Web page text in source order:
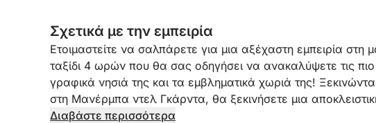
Σχετικά με την εμπειρία
Ετοιμαστείτε να σαλπάρετε για μια αξέχαστη εμπειρία στη
ταξίδι 4 ωρών που θα σας οδηγήσει να ανακαλύψετε τις
γραφικά νησιά της και τα εμβληματικά χωριά της!
στη Μανέρμπα ντελ Γκάρντα, θα ξεκινήσετε μια
εκπληκτική θέα και στιγμές απόλυτης χαλάρωσης.
Διαβάστε περισσότερα